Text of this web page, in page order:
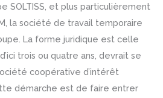
SOLTISS, et plus particulièrement
la société de travail temporaire
La forme juridique est celle
trois ou quatre ans, devrait se
coopérative d’intérêt
démarche est de faire entrer